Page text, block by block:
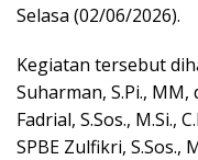
Selasa (02/06/2026).
Kegiatan tersebut
Suharman, S.Pi.,
Fadrial, S.Sos., M.Si.,
SPBE Zulfikri, S.Sos.,